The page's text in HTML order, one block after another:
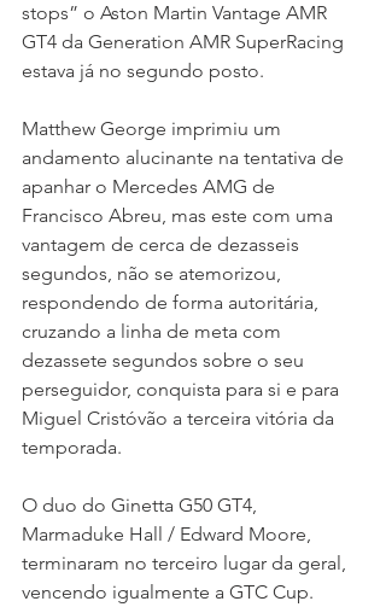
stops” o Aston Martin Vantage AMR
GT4 da Generation AMR SuperRacing
estava já no segundo posto.
Matthew George imprimiu um
andamento alucinante na tentativa de
apanhar o Mercedes AMG de
Francisco Abreu, mas este com uma
vantagem de cerca de dezasseis
segundos, não se atemorizou,
respondendo de forma autoritária,
cruzando a linha de meta com
dezassete segundos sobre o seu
perseguidor, conquista para si e para
Miguel Cristóvão a terceira vitória da
temporada.
O duo do Ginetta G50 GT4,
Marmaduke Hall / Edward Moore,
terminaram no terceiro lugar da geral,
vencendo igualmente a GTC Cup.